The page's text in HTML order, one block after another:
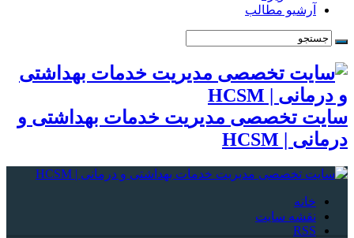
آرشیو مطالب
سایت تخصصی مدیریت خدمات بهداشتی و
درمانی | HCSM
خانه
نقشه سایت
RSS